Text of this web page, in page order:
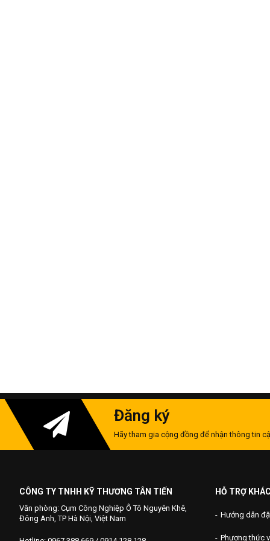
Đăng ký
Hãy tham gia cộng đồng để nhận thông tin
CÔNG TY TNHH KỸ THƯƠNG TÂN TIẾN
Văn phòng: Cụm Công Nghiệp Ô Tô Nguyên Khê,
Đông Anh, TP Hà Nội, Việt Nam
HỖ TRỢ
Hướng dẫn
Phương thức